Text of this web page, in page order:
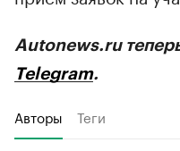
Autonews.ru
Telegram.
Авторы Теги